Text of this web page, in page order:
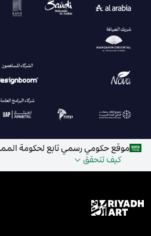
موقع حكومي رسمي تابع لحكومة
كيف تتحقق